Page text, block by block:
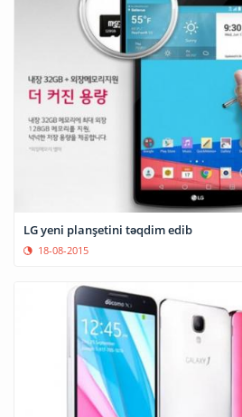
LG yeni planşetini təqdim edib
18-08-2015